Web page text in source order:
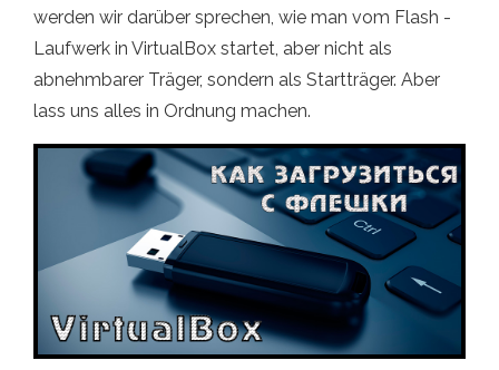
werden wir darüber sprechen, wie man vom Flash -
Laufwerk in VirtualBox startet, aber nicht als
abnehmbarer Träger, sondern als Startträger. Aber
lass uns alles in Ordnung machen.